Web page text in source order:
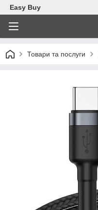
Easy Buy
Товари та послуги